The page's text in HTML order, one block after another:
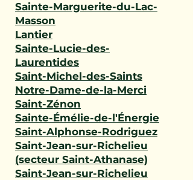
Sainte-Marguerite-du-Lac-
Masson
Lantier
Sainte-Lucie-des-
Laurentides
Saint-Michel-des-Saints
Notre-Dame-de-la-Merci
Saint-Zénon
Sainte-Émélie-de-l'Énergie
Saint-Alphonse-Rodriguez
Saint-Jean-sur-Richelieu
(secteur Saint-Athanase)
Saint-Jean-sur-Richelieu